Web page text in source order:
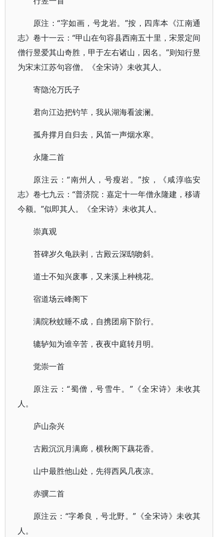
原注：“字如画，号龙岩。”按，四库本《江南通
志》卷十一云：“甲山在句容县西南五十里，宋景定间
僧行昱爱其山奇胜，甲于左右诸山，因名。”则知行昱
为宋末江苏句容僧。《全宋诗》未收其人。
寄隐沦万氏子
君向江边把钓竿，我从湖海看波澜。
孤舟撑月自归去，风笛一声烟水寒。
永隆二首
原注云：“南州人，号瘦岩。”按，《咸淳临安
志》卷七九云：“普济院：嘉定十一年僧永隆建，移请
今额。”似即其人。《全宋诗》未收其人。
崇真观
苔碑岁久龟趺剥，古殿云深鸱吻斜。
道士不知兴废事，又来溪上种桃花。
宿道场云峰阁下
满院秋蚊睡不成，自携团扇下阶行。
辘轳知为谁辛苦，夜夜中庭转月明。
觉崇一首
原注云：“蜀僧，号雪牛。”《全宋诗》未收其
人。
庐山杂兴
古殿沉沉月满廊，横秋阁下藕花香。
山中最胜他山处，先得西风几夜凉。
赤骥二首
原注云：“字希良，号北野。”《全宋诗》未收其
人。